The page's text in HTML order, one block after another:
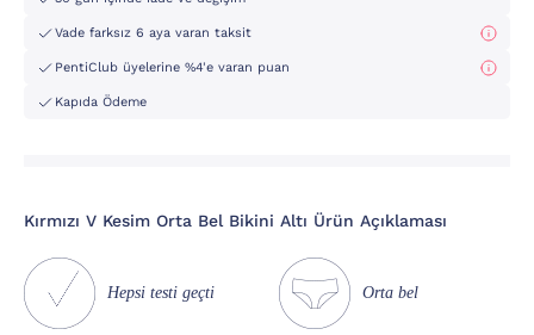
Vade farksız 6 aya varan taksit
PentiClub üyelerine %4'e varan puan
Kapıda Ödeme
Kırmızı V Kesim Orta Bel Bikini Altı Ürün Açıklaması
Hepsi testi geçti Orta bel